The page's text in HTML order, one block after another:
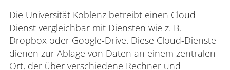
Die Universität Koblenz betreibt einen Cloud-
Dienst vergleichbar mit Diensten wie z. B.
Dropbox oder Google-Drive. Diese Cloud-Dienste
dienen zur Ablage von Daten an einem zentralen
Ort, der über verschiedene Rechner und